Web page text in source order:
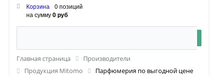
Корзина
0 позиций
на сумму0 руб
Главная страница
Производители
Продукция Mitomo
Парфюмерия по выгодной цене